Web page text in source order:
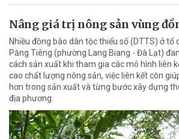
Nâng giá trị nông sản vùng
Nhiều đồng bào dân tộc thiểu số (DTTS) ở tổ
Păng Tiêng (phường Lang Biang - Đà Lạt)
cách sản xuất khi tham gia các mô hình liên
cao chất lượng nông sản, việc liên kết còn
hơn trong sản xuất và từng bước xây dựng
địa phương.